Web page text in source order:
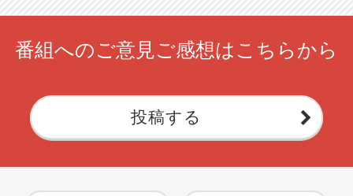
番組へのご意見ご感想はこちらから
投稿する